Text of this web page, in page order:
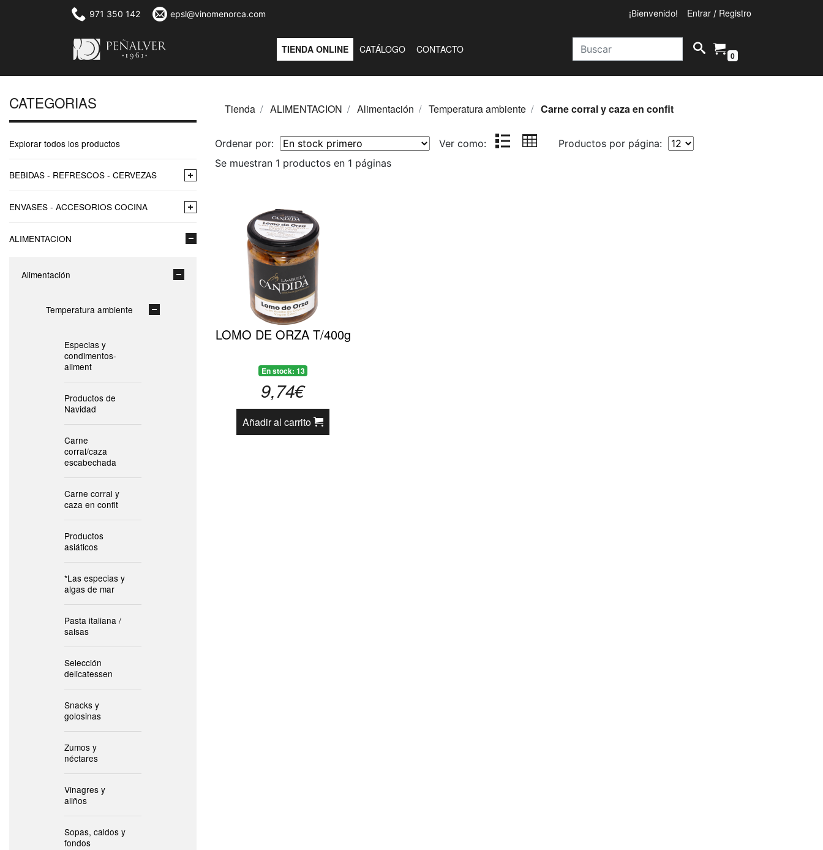
971 350 142 epsl@vinomenorca.com ¡Bienvenido! Entrar / Registro
TIENDA ONLINE CATÁLOGO CONTACTO
0
CATEGORIAS
Explorar todos los productos
BEBIDAS - REFRESCOS - CERVEZAS
ENVASES - ACCESORIOS COCINA
ALIMENTACION
Alimentación
Temperatura ambiente
Especias y
condimentos-
aliment
Productos de
Navidad
Carne
corral/caza
escabechada
Carne corral y
caza en confit
Productos
asiáticos
*Las especias y
algas de mar
Pasta italiana /
salsas
Selección
delicatessen
Snacks y
golosinas
Zumos y
néctares
Vinagres y
aliños
Sopas, caldos y
fondos
Tienda ALIMENTACION Alimentación Temperatura ambiente Carne corral y caza en confit
Ordenar por: Ver como:
Productos por página:
Se muestran 1 productos en 1 páginas
LOMO DE ORZA T/400g
En stock: 13
9,74€
Añadir al carrito